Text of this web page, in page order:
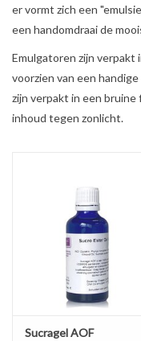
Materialen
Startpakketten
Recepten
Zelf maken
er vormt zich een
een handomdraai de
Emulgatoren zijn verpakt
voorzien van een
zijn verpakt in een
inhoud tegen zonlicht.
Sucragel AOF